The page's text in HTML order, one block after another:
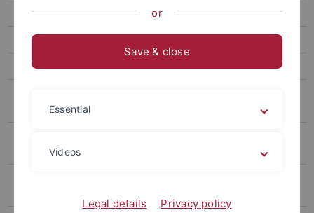
Muslime im Justizvollzug
Reintegration haftentlassener Terroristen in die Gesellschaft
Lebenslagen von Jugendstrafgefangenen
Jugendstrafvollzug
der Jugendstrafanstalt ins Jugendheim."
or
Save & close
Essential
Videos
Legal details Privacy policy